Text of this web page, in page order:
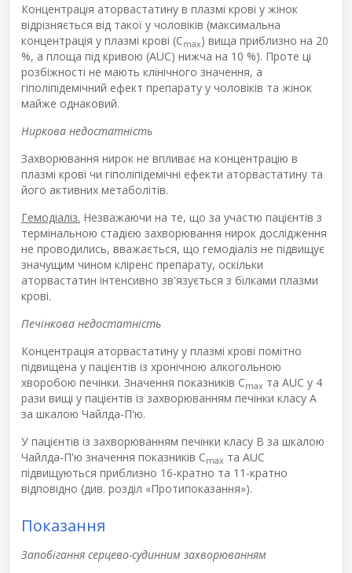
Концентрація аторвастатину в плазмі крові у жінок
відрізняється від такої у чоловіків (максимальна
концентрація у плазмі крові (Cmax) вища приблизно на 20
%, а площа під кривою (AUC) нижча на 10 %). Проте ці
розбіжності не мають клінічного значення, а
гіполіпідемічний ефект препарату у чоловіків та жінок
майже однаковий.
Ниркова недостатність
Захворювання нирок не впливає на концентрацію в
плазмі крові чи гіполіпідемічні ефекти аторвастатину та
його активних метаболітів.
Гемодіаліз. Незважаючи на те, що за участю пацієнтів з
термінальною стадією захворювання нирок дослідження
не проводились, вважається, що гемодіаліз не підвищує
значущим чином кліренс препарату, оскільки
аторвастатин інтенсивно зв'язується з білками плазми
крові.
Печінкова недостатність
Концентрація аторвастатину у плазмі крові помітно
підвищена у пацієнтів із хронічною алкогольною
хворобою печінки. Значення показників Cmax та AUC у 4
рази вищі у пацієнтів із захворюванням печінки класу А
за шкалою Чайлда-П'ю.
У пацієнтів із захворюванням печінки класу В за шкалою
Чайлда-П'ю значення показників Cmax та AUC
підвищуються приблизно 16-кратно та 11-кратно
відповідно (див. розділ «Протипоказання»).
Показання
Запобігання серцево-судинним захворюванням